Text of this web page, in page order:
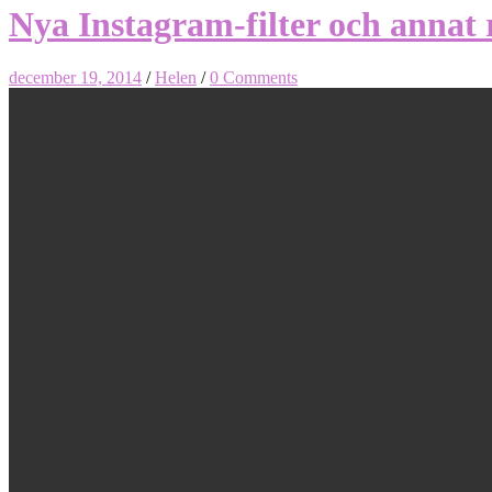
Nya Instagram-filter och annat
december 19, 2014 /Helen /0 Comments